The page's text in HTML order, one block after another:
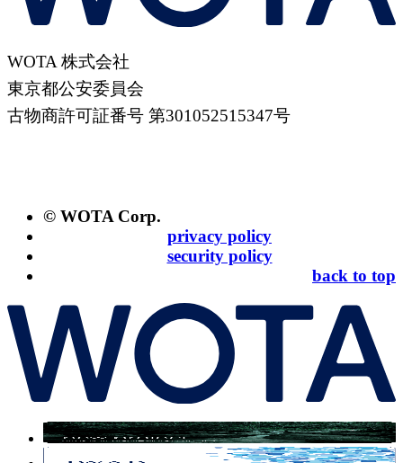
WOTA 株式会社
東京都公安委員会
古物商許可証番号 第301052515347号
© WOTA Corp.
privacy policy
security policy
back to top